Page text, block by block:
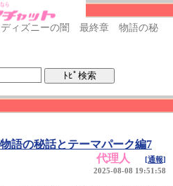
ディズニーの闇 最終章 物語の秘
の秘話とテーマパーク編7
代理人
[通報]
2025-08-08 19:51:58